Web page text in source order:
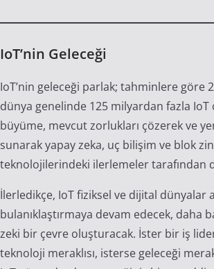
IoT’nin Geleceği
IoT’nin geleceği parlak; tahminlere göre
dünya genelinde 125 milyardan fazla IoT
büyüme, mevcut zorlukları çözerek ve
sunarak yapay zeka, uç bilişim ve blok
teknolojilerindeki ilerlemeler tarafından
İlerledikçe, IoT fiziksel ve dijital dünyalar
bulanıklaştırmaya devam edecek, daha
zeki bir çevre oluşturacak. İster bir iş
teknoloji meraklısı, isterse geleceği